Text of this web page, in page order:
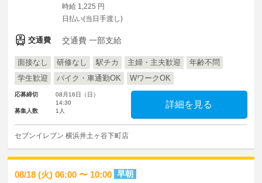
時給 1,225 円
日払い(当日手渡し)
交通費 交通費 一部支給
面接なし 研修なし 駅チカ 主婦・主夫歓迎
年齢不問
学生歓迎
バイク・車通勤OK WワークOK
応募締切
08月16日（日）
14:30
募集人数
1人
詳細を見る
セブンイレブン 横浜井土ヶ谷下町店
08/18 (火) 06:00 〜 10:00 早朝